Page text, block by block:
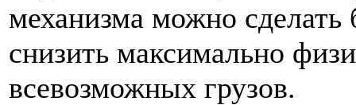
механизма можно сделать
снизить максимально
всевозможных грузов.